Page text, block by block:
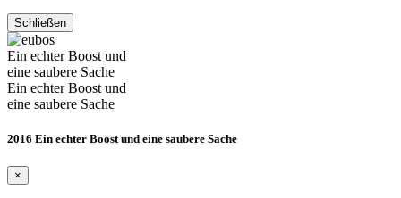
Schließen
Ein echter Boost und
eine saubere Sache
Ein echter Boost und
eine saubere Sache
2016 Ein echter Boost und eine saubere Sache
×